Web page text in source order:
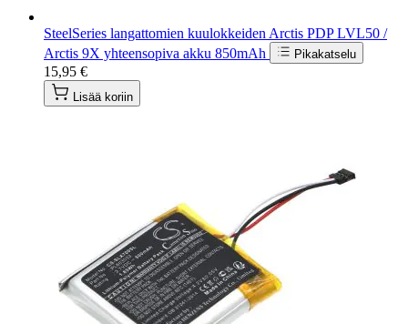
SteelSeries langattomien kuulokkeiden Arctis PDP LVL50 /
Arctis 9X yhteensopiva akku 850mAh
Pikakatselu
15,95 €
Lisää koriin